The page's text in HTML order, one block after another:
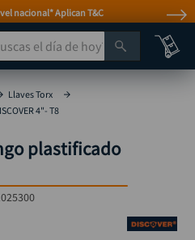
nacional* Aplican T&C
el día de hoy?
Llaves Torx
4"- T8
plastificado